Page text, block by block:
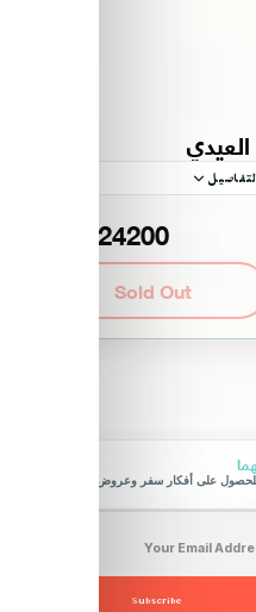
سويسرا
24200 SAR
Sold Out
على أفكار سفر وعروض حصرية.
Email
Subscribe